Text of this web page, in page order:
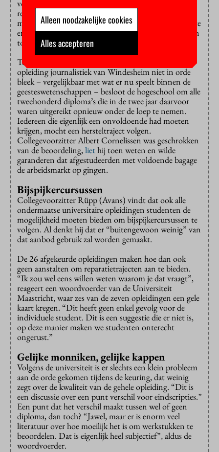
volgens Terpstra “hemel en aarde bewegen” voor
reparatietrajecten en masterclasses. “We gingen
mensen individueel benaderen, de Tweede Kamer zette
er druk op. De universiteiten lijken vooral over te gaan
tot de orde van de dag.”
Toen iets later (in 2011) het eindniveau van de
opleiding journalistiek van Windesheim niet in orde
bleek – vergelijkbaar met wat er nu speelt binnen de
geesteswetenschappen – besloot de hogeschool om alle
tweehonderd diploma’s die in de twee jaar daarvoor
waren uitgereikt opnieuw onder de loep te nemen.
Iedereen die eigenlijk een onvoldoende had moeten
krijgen, mocht een hersteltraject volgen.
Collegevoorzitter Albert Cornelissen was geschrokken
van de beoordeling,liethij toen weten en wilde
garanderen dat afgestudeerden met voldoende bagage
de arbeidsmarkt op gingen.
Bijspijkercursussen
Collegevoorzitter Rüpp (Avans) vindt dat ook alle
ondermaatse universitaire opleidingen studenten de
mogelijkheid moeten bieden om bijspijkercursussen te
volgen. Al denkt hij dat er “buitengewoon weinig” van
dat aanbod gebruik zal worden gemaakt.
De 26 afgekeurde opleidingen maken hoe dan ook
geen aanstalten om reparatietrajecten aan te bieden.
“Ik zou wel eens willen weten waarom je dat vraagt”,
reageert een woordvoerder van de Universiteit
Maastricht, waar zes van de zeven opleidingen een gele
kaart kregen. “Dit heeft geen enkel gevolg voor de
individuele student. Dit is een suggestie die er niet is,
op deze manier maken we studenten onterecht
ongerust.”
Gelijke monniken, gelijke kappen
Volgens de universiteit is er slechts een klein probleem
aan de orde gekomen tijdens de keuring, dat weinig
zegt over de kwaliteit van de gehele opleiding. “Dit is
een discussie over een punt verschil voor eindscripties.”
Een punt dat het verschil maakt tussen wel of geen
diploma, dan toch? “Jawel, maar er is enorm veel
literatuur over hoe moeilijk het is om werkstukken te
beoordelen. Dat is eigenlijk heel subjectief”, aldus de
woordvoerder.
Alleen noodzakelijke cookies
Alles accepteren